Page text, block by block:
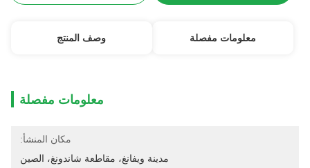
معلومات مفصلة وصف المنتج
معلومات مفصلة
مكان المنشأ:
مدينة ويفانغ، مقاطعة شاندونغ، الصين